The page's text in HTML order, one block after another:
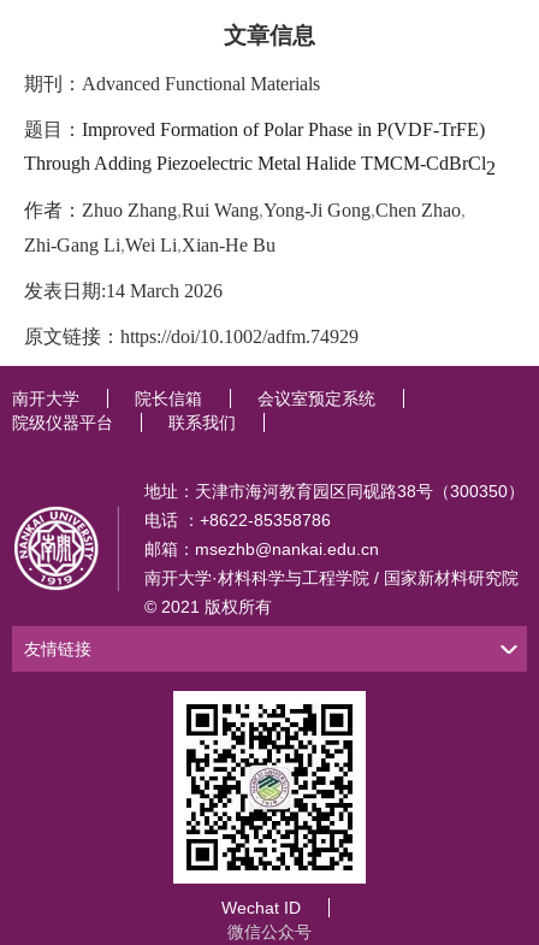
文章信息
期刊： Advanced Functional Materials
题目： Improved Formation of Polar Phase in P(VDF-TrFE)
Through Adding Piezoelectric Metal Halide TMCM-CdBrCl2
作者： Zhuo Zhang,Rui Wang,Yong-Ji Gong,Chen Zhao,
Zhi-Gang Li,Wei Li,Xian-He Bu
发表日期:14 March 2026
原文链接： https://doi/10.1002/adfm.74929
南开大学 院长信箱
会议室预定系统
院级仪器平台
联系我们
地址：天津市海河教育园区同砚路38号（300350）
电话 ：+8622-85358786
邮箱：msezhb@nankai.edu.cn
南开大学·材料科学与工程学院 / 国家新材料研究院
© 2021 版权所有
友情链接
Wechat ID
微信公众号